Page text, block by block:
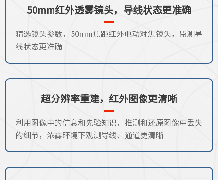
50mm红外透雾镜头，导线状态更准确
精选镜头参数，50mm焦距红外电动对焦镜头，监测导
线状态更准确
超分辨率重建，红外图像更清晰
利用图像中的信息和先验知识，推测和还原图像中丢失
的细节，浓雾环境下观测导线、通道更清晰